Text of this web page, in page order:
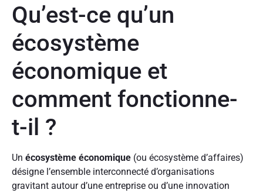
Qu’est-ce qu’un
écosystème
économique et
comment fonctionne-
t-il ?
Un écosystème économique (ou écosystème d’affaires)
désigne l’ensemble interconnecté d’organisations
gravitant autour d’une entreprise ou d’une innovation